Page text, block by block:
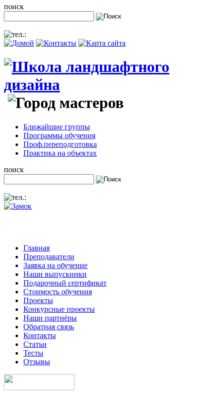
поиск
Ближайшие группы
Программы обучения
Проф.переподготовка
Практика на объектах
поиск
Главная
Преподаватели
Заявка на обучение
Наши выпускники
Подарочный сертификат
Стоимость обучения
Проекты
Конкурсные проекты
Наши партнёры
Обратная связь
Контакты
Статьи
Тесты
Отзывы